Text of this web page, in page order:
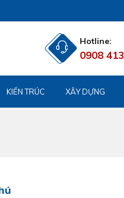
Hotline:
0908
KIẾN TRÚC XÂY DỰNG